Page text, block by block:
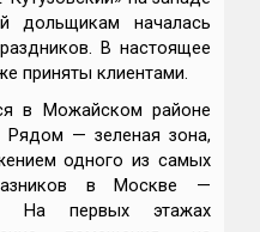
дольщикам началась
В настоящее
приняты клиентами.
в Можайском районе
Рядом — зеленая зона,
одного из самых
в Москве —
На первых этажах